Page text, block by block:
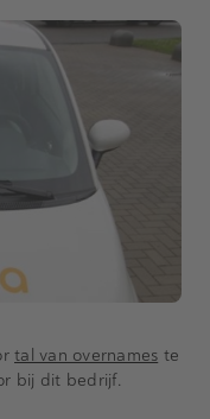
tal van overnames te
bij dit bedrijf.